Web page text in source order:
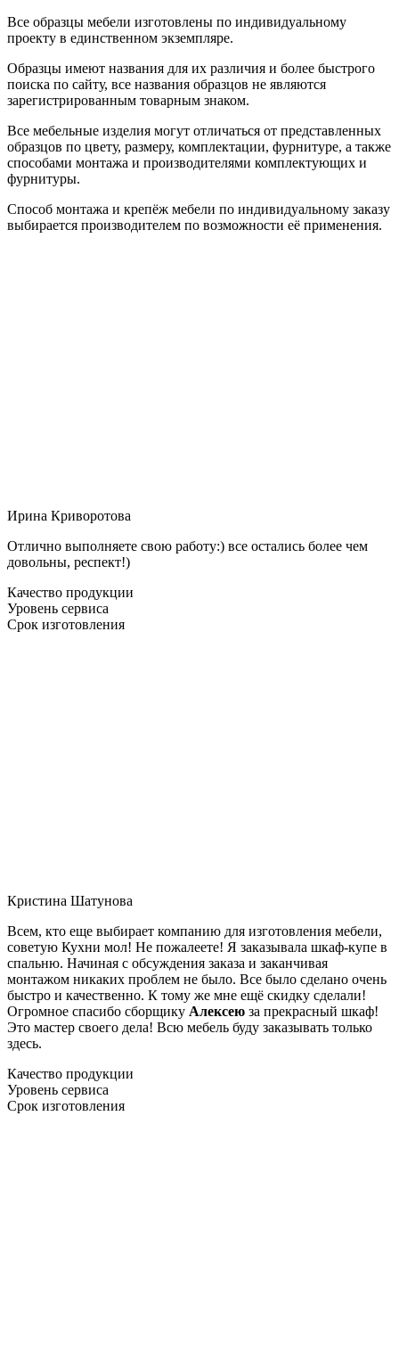
Все образцы мебели изготовлены по индивидуальному
проекту в единственном экземпляре.
Образцы имеют названия для их различия и более быстрого
поиска по сайту, все названия образцов не являются
зарегистрированным товарным знаком.
Все мебельные изделия могут отличаться от представленных
образцов по цвету, размеру, комплектации, фурнитуре, а также
способами монтажа и производителями комплектующих и
фурнитуры.
Способ монтажа и крепёж мебели по индивидуальному заказу
выбирается производителем по возможности её применения.
Ирина Криворотова
Отлично выполняете свою работу:) все остались более чем
довольны, респект!)
Качество продукции
Уровень сервиса
Срок изготовления
Кристина Шатунова
Всем, кто еще выбирает компанию для изготовления мебели,
советую Кухни мол! Не пожалеете! Я заказывала шкаф-купе в
спальню. Начиная с обсуждения заказа и заканчивая
монтажом никаких проблем не было. Все было сделано очень
быстро и качественно. К тому же мне ещё скидку сделали!
Огромное спасибо сборщику Алексею за прекрасный шкаф!
Это мастер своего дела! Всю мебель буду заказывать только
здесь.
Качество продукции
Уровень сервиса
Срок изготовления